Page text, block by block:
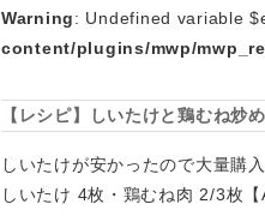
Warning: Undefined variable
content/plugins/mwp/
【レシピ】しいたけと鶏むね炒め
しいたけが安かったので大量購
しいたけ 4枚・鶏むね肉 2/3枚